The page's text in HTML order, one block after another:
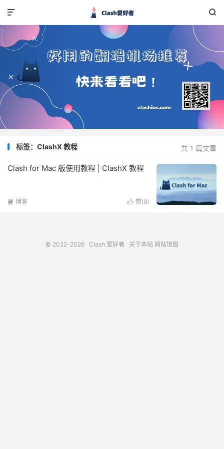


共 1 篇文章
标签：ClashX 教程
Clash for Mac 版使用教程 | ClashX 教程
 赞(9)
 博客
© 2022-2026 Clash 爱好者 关于本站 网站地图